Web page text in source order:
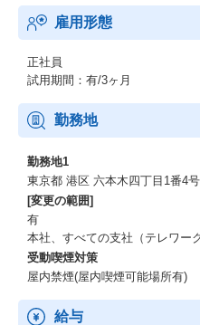
雇用形態
正社員
試用期間：有/3ヶ月
勤務地
勤務地1
東京都 港区 六本木四丁目1番4
[変更の範囲]
有
本社、すべての支社（テレワー
受動喫煙対策
屋内禁煙(屋内喫煙可能場所有)
給与